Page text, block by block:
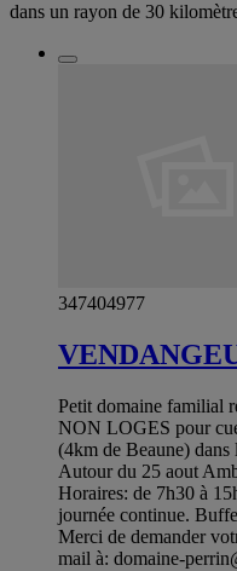
dans un rayon de 30
347404977
Petit domaine familial
NON LOGES pour
(4km de Beaune)
Autour du 25 aout
Horaires: de 7h30 à
journée continue.
Merci de demander
mail à: domaine-